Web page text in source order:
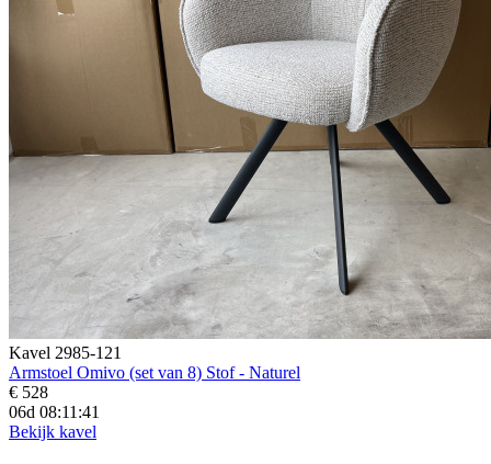
Kavel 2985-121
Armstoel Omivo (set van 8) Stof - Naturel
€ 528
06d 08:11:39
Bekijk kavel